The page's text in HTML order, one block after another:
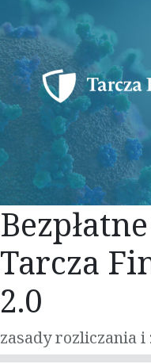
Tarcza
2.0
zasady rozliczania